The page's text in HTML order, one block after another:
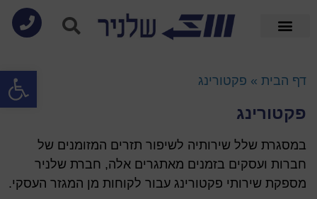
פתח דף הבית » פקטורינג
פקטורינג
במסגרת שלל שירותיה לשיפור תזרים המזומנים של
חברות ועסקים בזמנים מאתגרים אלה, חברת שלניר
מספקת שירותי פקטורינג עבור לקוחות מן המגזר העסקי.